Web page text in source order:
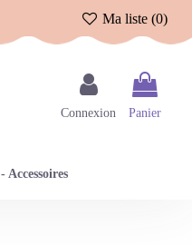
Ma liste (0)
Connexion Panier
Accessoires